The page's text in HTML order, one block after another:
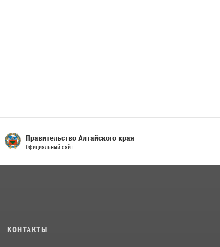
Правительство Алтайского края
Официальный сайт
КОНТАКТЫ